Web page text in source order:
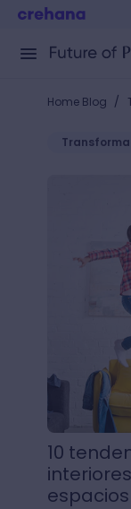
Home Blog /
10
10
espacios